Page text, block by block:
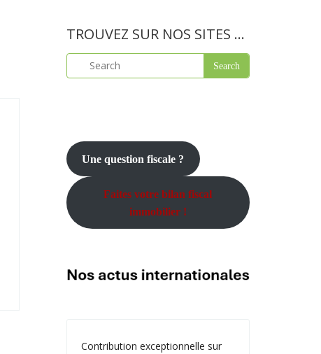
TROUVEZ SUR NOS SITES …
Une question fiscale ?
Faites votre bilan fiscal
immobilier !
Contribution exceptionnelle sur